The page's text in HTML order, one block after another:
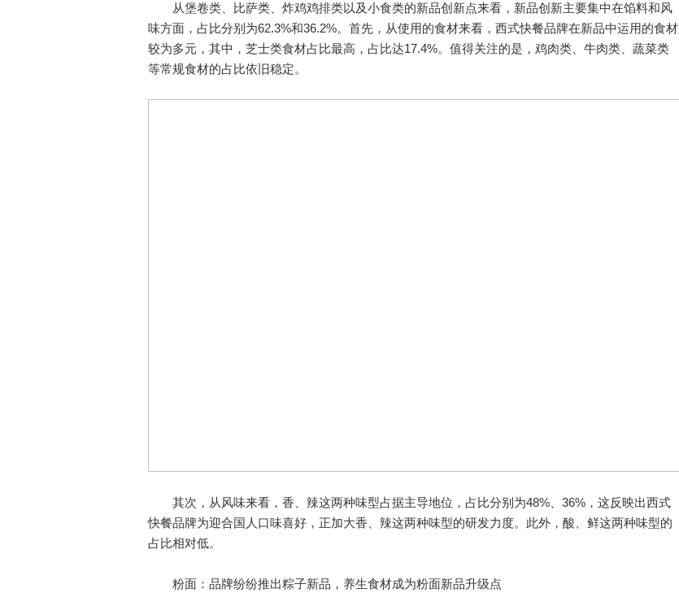
从堡卷类、比萨类、炸鸡鸡排类以及小食类的新品创新点来看，新品创新主要集中在馅料和风
味方面，占比分别为62.3%和36.2%。首先，从使用的食材来看，西式快餐品牌在新品中运用的食材
较为多元，其中，芝士类食材占比最高，占比达17.4%。值得关注的是，鸡肉类、牛肉类、蔬菜类
等常规食材的占比依旧稳定。
其次，从风味来看，香、辣这两种味型占据主导地位，占比分别为48%、36%，这反映出西式
快餐品牌为迎合国人口味喜好，正加大香、辣这两种味型的研发力度。此外，酸、鲜这两种味型的
占比相对低。
粉面：品牌纷纷推出粽子新品，养生食材成为粉面新品升级点